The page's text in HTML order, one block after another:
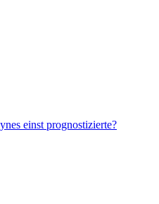
einst prognostizierte?